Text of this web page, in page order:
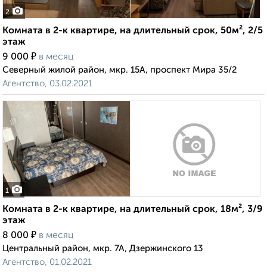
2
Комната в 2-к квартире, на длительный срок, 50м², 2/5
этаж
9 000 ₽ в месяц
Северный жилой район, мкр. 15А, проспект Мира 35/2
Агентство, 03.02.2021
1
Комната в 2-к квартире, на длительный срок, 18м², 3/9
этаж
8 000 ₽ в месяц
Центральный район, мкр. 7А, Дзержинского 13
Агентство, 01.02.2021